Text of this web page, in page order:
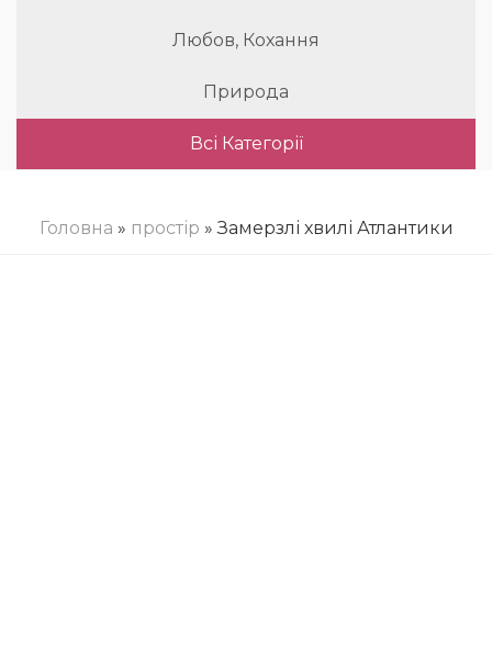
Любов, Кохання
Природа
Всі Категорії
Головна » простір » Замерзлі хвилі Атлантики